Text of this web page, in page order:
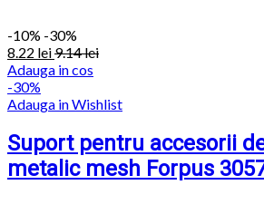
-10% -30%
8.22 lei9.14lei
Adauga in cos
-30%
Adauga in Wishlist
Suport pentru accesorii
metalic mesh Forpus